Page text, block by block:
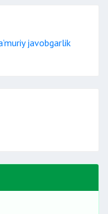
javobgarlik